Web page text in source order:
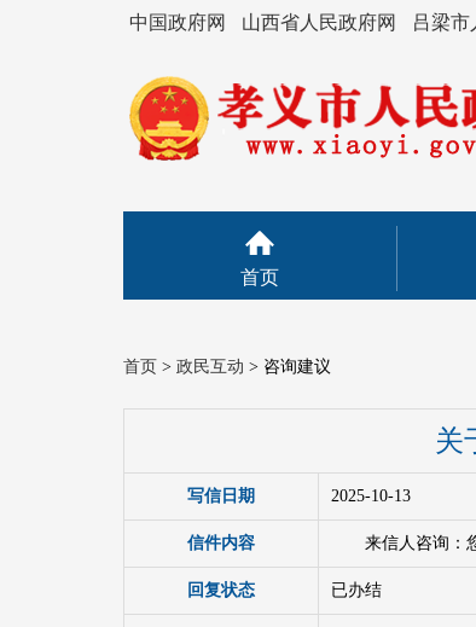
中国政府网 山西省人民政府网 吕梁市
首页
首页 > 政民互动 > 咨询建议
关
写信日期 2025-10-13
信件内容 来信人咨询：
回复状态 已办结